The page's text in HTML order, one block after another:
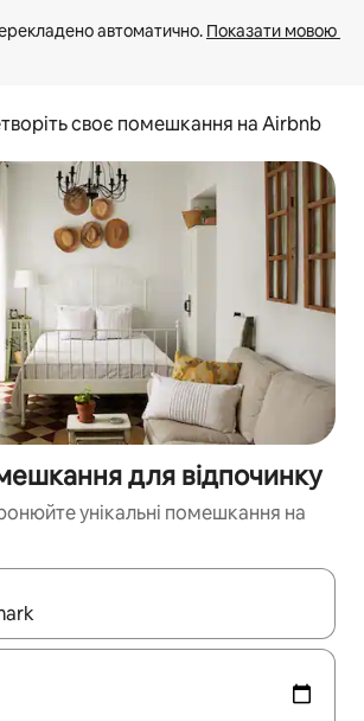
автоматично. Показати мовою
своє помешкання на Airbnb
для відпочинку
унікальні помешкання на
пошуку, використовуйте для